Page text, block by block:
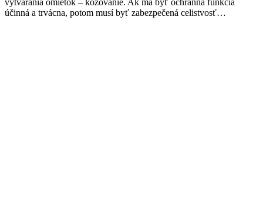
vytvárania omietok – kožovanie. Ak má byť ochranná funkcia
účinná a trvácna, potom musí byť zabezpečená celistvosť…